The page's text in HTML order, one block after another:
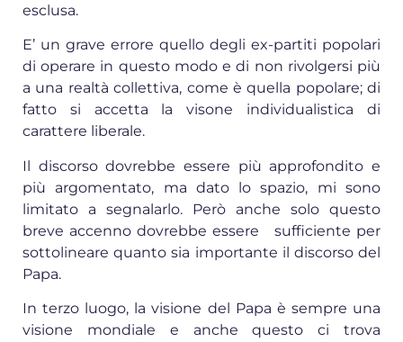
esclusa.
E’ un grave errore quello degli ex-partiti popolari
di operare in questo modo e di non rivolgersi più
a una realtà collettiva, come è quella popolare; di
fatto si accetta la visone individualistica di
carattere liberale.
Il discorso dovrebbe essere più approfondito e
più argomentato, ma dato lo spazio, mi sono
limitato a segnalarlo. Però anche solo questo
breve accenno dovrebbe essere sufficiente per
sottolineare quanto sia importante il discorso del
Papa.
In terzo luogo, la visione del Papa è sempre una
visione mondiale e anche questo ci trova